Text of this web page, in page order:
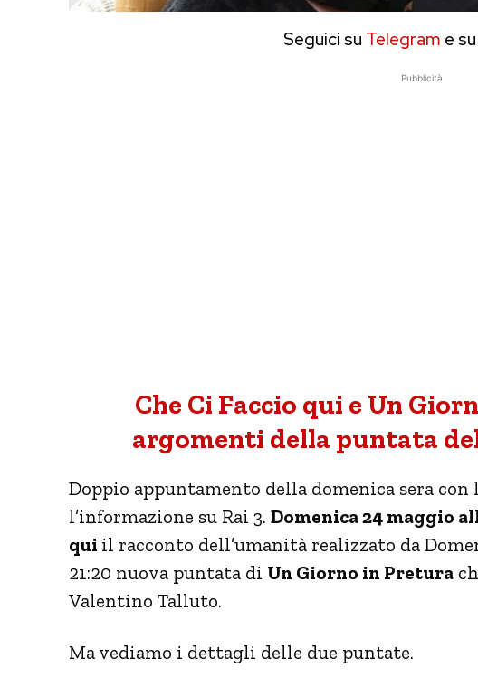
Seguici su Telegram e su
Pubblicità
Che Ci Faccio qui e Un
argomenti della puntata del
Doppio appuntamento della domenica sera con
l’informazione su Rai 3. Domenica 24 maggio
qui il racconto dell’umanità realizzato da
21:20 nuova puntata di Un Giorno in Pretura
Valentino Talluto.
Ma vediamo i dettagli delle due puntate.